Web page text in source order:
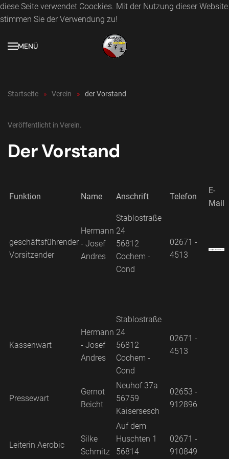
diese Seite verwendet Coockies. Mit der Nutzung dieser Website
stimmen Sie der Verwendung zu!
MENÜ
Startseite Verein der Vorstand
Veröffentlicht in Verein.
Der Vorstand
Funktion Name Anschrift Telefon
E-
Mail
geschäftsführender
Vorsitzender
Hermann
- Josef
Andres
Stablostraße
24
56812
Cochem -
Cond
02671 -
4513
Kassenwart
Hermann
- Josef
Andres
Stablostraße
24
56812
Cochem -
Cond
02671 -
4513
Pressewart
Gernot
Beicht
Neuhof 37a
56759
Kaisersesch
02653 -
912896
Leiterin Aerobic
Silke
Schmitz
Auf dem
Huschten 1
56814
02671 -
910849